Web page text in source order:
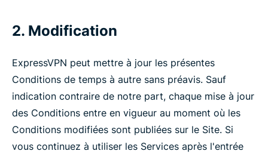
2. Modification
ExpressVPN peut mettre à jour les présentes
Conditions de temps à autre sans préavis. Sauf
indication contraire de notre part, chaque mise à jour
des Conditions entre en vigueur au moment où les
Conditions modifiées sont publiées sur le Site. Si
vous continuez à utiliser les Services après l'entrée